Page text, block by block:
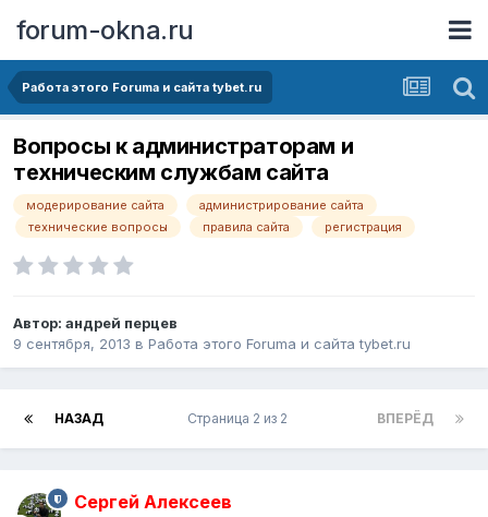
forum-okna.ru
Работа этого Forumа и сайта tybet.ru
Вопросы к администраторам и
техническим службам сайта
модерирование сайта
администрирование сайта
технические вопросы
правила сайта регистрация
Автор: андрей перцев
9 сентября, 2013 в Работа этого Forumа и сайта tybet.ru
НАЗАД ВПЕРЁД
Страница 2 из 2
Сергей Алексеев